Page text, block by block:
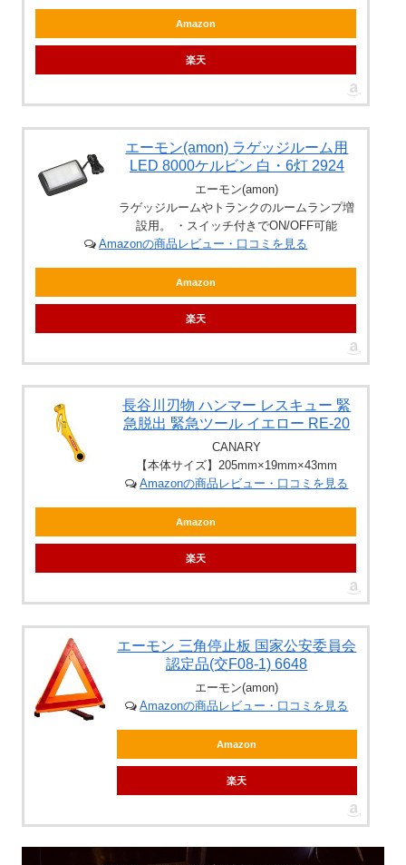
Amazon
楽天
エーモン(amon) ラゲッジルーム用
LED 8000ケルビン 白・6灯 2924
エーモン(amon)
ラゲッジルームやトランクのルームランプ増
設用。 ・スイッチ付きでON/OFF可能
Amazonの商品レビュー・口コミを見る
Amazon
楽天
長谷川刃物 ハンマー レスキュー 緊
急脱出 緊急ツール イエロー RE-20
CANARY
【本体サイズ】205mm×19mm×43mm
Amazonの商品レビュー・口コミを見る
Amazon
楽天
エーモン 三角停止板 国家公安委員会
認定品(交F08-1) 6648
エーモン(amon)
Amazonの商品レビュー・口コミを見る
Amazon
楽天